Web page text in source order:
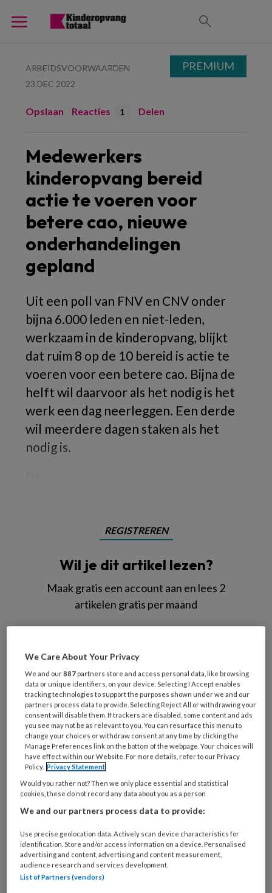
ARBEIDSVOORWAARDEN
23 DEC 2022
Opslaan Reacties 1 Delen
Medewerkers
kinderopvang bereid
actie te voeren voor
betere cao, nieuwe
onderhandelingen
gepland
Uit een poll van FNV en CNV onder
bijna 6.000 leden en niet-leden,
werkzaam in de kinderopvang, blijkt
dat ruim 8 op de 10 bereid is actie te
voeren voor een betere cao. Bijna de
helft wil daarvoor als het nodig is het
werk een dag neerleggen. Een derde
wil meerdere dagen staken als het
nodig is.
REGISTREREN
Wil je dit artikel lezen?
Maak gratis een account aan en lees 2
artikelen gratis per maand
Wat
is
je
e-
mailadres?
* *
Kies
je
wachtwoord* *
Kies
je
functie *
Bij
welke
organisatie
werk
je?
Untitled
Ontvang 2x per week de
KinderopvangTotaal nieuwsbrief
PREMIUM
We Care About Your Privacy
We and our887 partners store and access personal data, like browsing
data or unique identifiers, on your device. Selecting I Accept enables
tracking technologies to support the purposes shown under we and our
partners process data to provide. Selecting Reject All or withdrawing your
consent will disable them. If trackers are disabled, some content and ads
you see may not be as relevant to you. You can resurface this menu to
change your choices or withdraw consent at any time by clicking the
Manage Preferences link on the bottom of the webpage. Your choices will
have effect within our Website. For more details, refer to our Privacy
Policy. Privacy Statement
Would you rather not? Then we only place essential and statistical
cookies, these do not record any data about you as a person
We and our partners process data to provide:
Use precise geolocation data. Actively scan device characteristics for
identification. Store and/or access information on a device. Personalised
advertising and content, advertising and content measurement,
audience research and services development.
List of Partners (vendors)